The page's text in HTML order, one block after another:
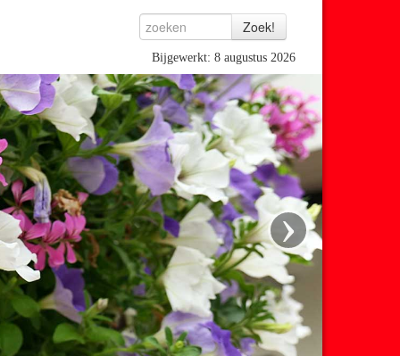
Bijgewerkt: 8 augustus 2026
›